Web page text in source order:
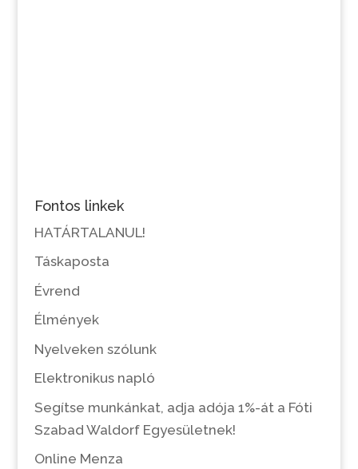
Fontos linkek
HATÁRTALANUL!
Táskaposta
Évrend
Élmények
Nyelveken szólunk
Elektronikus napló
Segítse munkánkat, adja adója 1%-át a Fóti
Szabad Waldorf Egyesületnek!
Online Menza